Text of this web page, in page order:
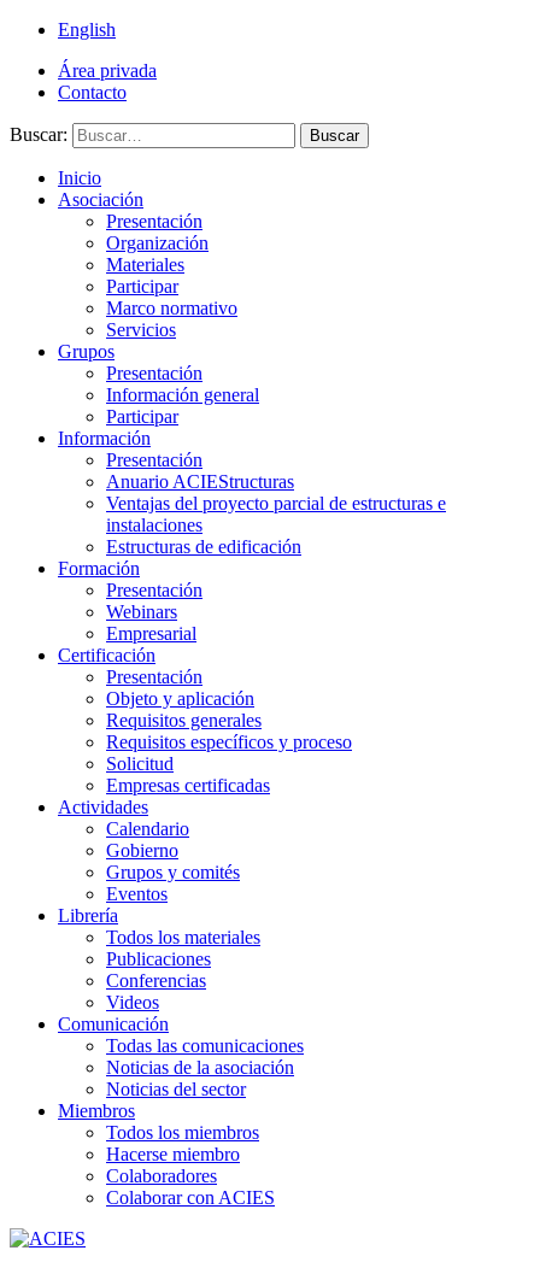
English
Área privada
Contacto
Buscar: Buscar
Inicio
Asociación
Presentación
Organización
Materiales
Participar
Marco normativo
Servicios
Grupos
Presentación
Información general
Participar
Información
Presentación
Anuario ACIEStructuras
Ventajas del proyecto parcial de estructuras e
instalaciones
Estructuras de edificación
Formación
Presentación
Webinars
Empresarial
Certificación
Presentación
Objeto y aplicación
Requisitos generales
Requisitos específicos y proceso
Solicitud
Empresas certificadas
Actividades
Calendario
Gobierno
Grupos y comités
Eventos
Librería
Todos los materiales
Publicaciones
Conferencias
Videos
Comunicación
Todas las comunicaciones
Noticias de la asociación
Noticias del sector
Miembros
Todos los miembros
Hacerse miembro
Colaboradores
Colaborar con ACIES